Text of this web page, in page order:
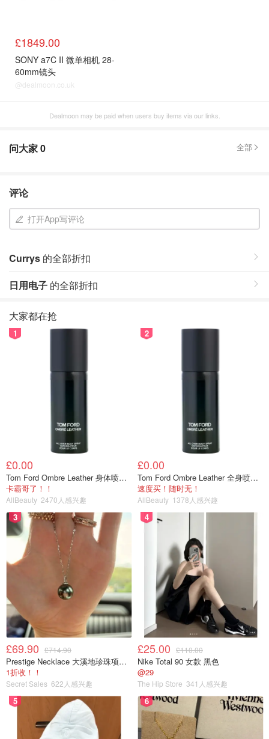
£1849.00
SONY a7C II 微单相机 28-
60mm镜头
@dealmoon.co.uk
Dealmoon may be paid when users buy items via our links.
问大家0 全部
评论
打开App写评论
Currys 的全部折扣
日用电子 的全部折扣
大家都在抢
1
£0.00
Tom Ford Ombre Leather 身体喷雾 150ml
卡霸哥了！！
AllBeauty 2470人感兴趣
2
£0.00
Tom Ford Ombre Leather 全身喷雾 150ml
速度买！随时无！
AllBeauty 1378人感兴趣
3
£69.90 £714.90
Prestige Necklace 大溪地珍珠项链 10-11mm
1折收！！
Secret Sales 622人感兴趣
4
£25.00 £110.00
Nike Total 90 女款 黑色
@29
The Hip Store 341人感兴趣
5 6